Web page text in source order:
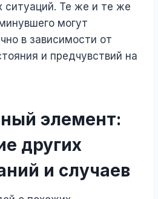
ситуаций. Те же и те же
могут
в зависимости от
и предчувствий на
элемент:
других
и случаев